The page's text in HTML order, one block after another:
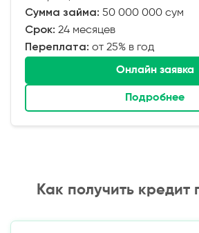
Сумма займа: 50 000 000 сум
Срок: 24 месяцев
Переплата: от 25% в год
Онлайн заявка
Подробнее
Как получить кредит